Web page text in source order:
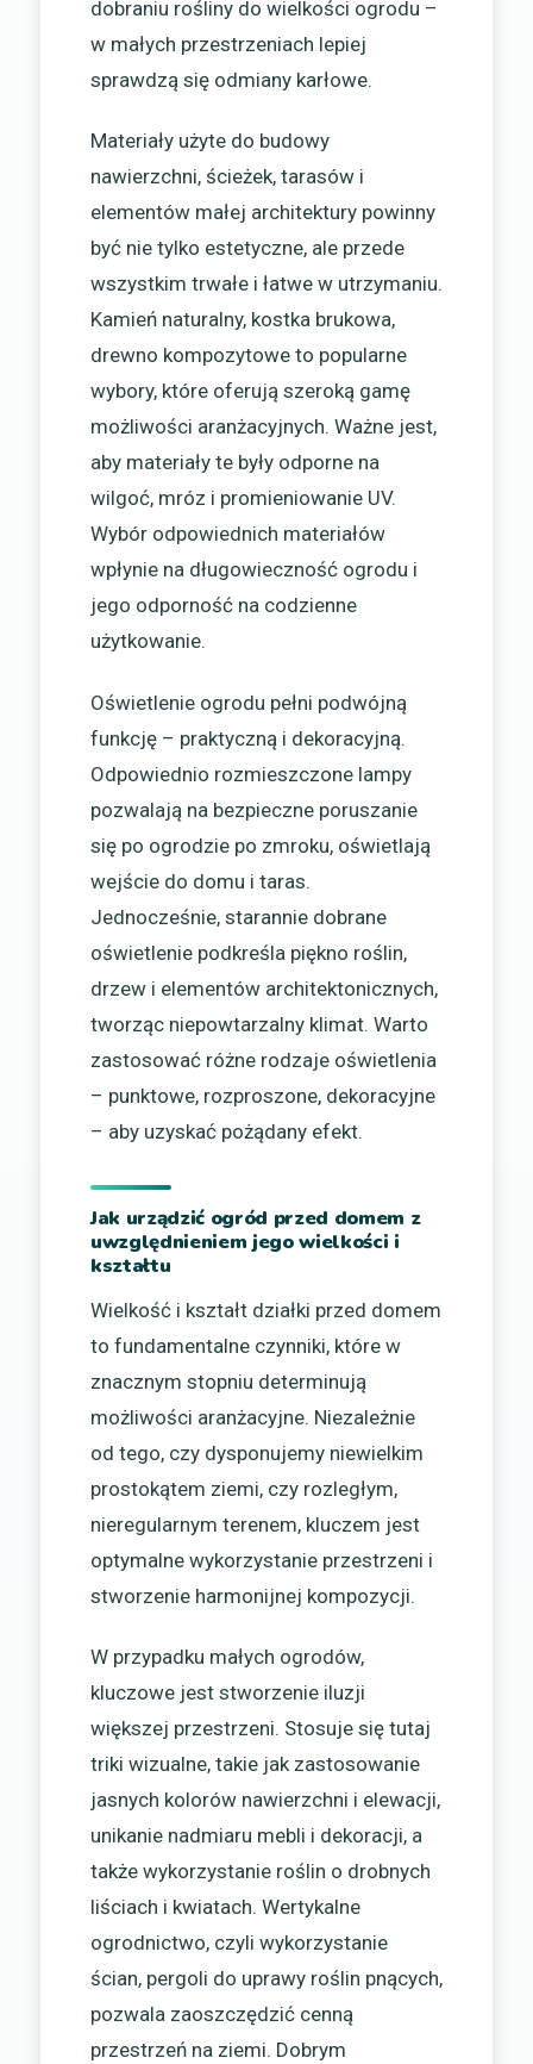
dobraniu rośliny do wielkości ogrodu –
w małych przestrzeniach lepiej
sprawdzą się odmiany karłowe.
Materiały użyte do budowy
nawierzchni, ścieżek, tarasów i
elementów małej architektury powinny
być nie tylko estetyczne, ale przede
wszystkim trwałe i łatwe w utrzymaniu.
Kamień naturalny, kostka brukowa,
drewno kompozytowe to popularne
wybory, które oferują szeroką gamę
możliwości aranżacyjnych. Ważne jest,
aby materiały te były odporne na
wilgoć, mróz i promieniowanie UV.
Wybór odpowiednich materiałów
wpłynie na długowieczność ogrodu i
jego odporność na codzienne
użytkowanie.
Oświetlenie ogrodu pełni podwójną
funkcję – praktyczną i dekoracyjną.
Odpowiednio rozmieszczone lampy
pozwalają na bezpieczne poruszanie
się po ogrodzie po zmroku, oświetlają
wejście do domu i taras.
Jednocześnie, starannie dobrane
oświetlenie podkreśla piękno roślin,
drzew i elementów architektonicznych,
tworząc niepowtarzalny klimat. Warto
zastosować różne rodzaje oświetlenia
– punktowe, rozproszone, dekoracyjne
– aby uzyskać pożądany efekt.
Jak urządzić ogród przed domem z
uwzględnieniem jego wielkości i
kształtu
Wielkość i kształt działki przed domem
to fundamentalne czynniki, które w
znacznym stopniu determinują
możliwości aranżacyjne. Niezależnie
od tego, czy dysponujemy niewielkim
prostokątem ziemi, czy rozległym,
nieregularnym terenem, kluczem jest
optymalne wykorzystanie przestrzeni i
stworzenie harmonijnej kompozycji.
W przypadku małych ogrodów,
kluczowe jest stworzenie iluzji
większej przestrzeni. Stosuje się tutaj
triki wizualne, takie jak zastosowanie
jasnych kolorów nawierzchni i elewacji,
unikanie nadmiaru mebli i dekoracji, a
także wykorzystanie roślin o drobnych
liściach i kwiatach. Wertykalne
ogrodnictwo, czyli wykorzystanie
ścian, pergoli do uprawy roślin pnących,
pozwala zaoszczędzić cenną
przestrzeń na ziemi. Dobrym